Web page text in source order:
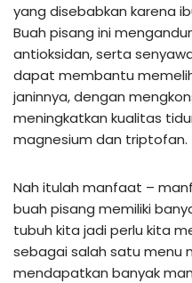
yang disebabkan karena
Buah pisang ini
antioksidan, serta
dapat membantu
janinnya, dengan
meningkatkan kualitas
magnesium dan triptofan.
Nah itulah manfaat –
buah pisang memiliki
tubuh kita jadi perlu kita
sebagai salah satu menu
mendapatkan banyak